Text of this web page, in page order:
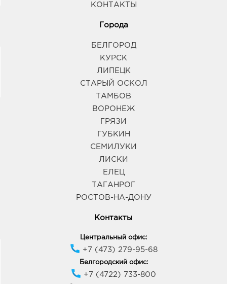
КОНТАКТЫ
Города
БЕЛГОРОД
КУРСК
ЛИПЕЦК
СТАРЫЙ ОСКОЛ
ТАМБОВ
ВОРОНЕЖ
ГРЯЗИ
ГУБКИН
СЕМИЛУКИ
ЛИСКИ
ЕЛЕЦ
ТАГАНРОГ
РОСТОВ-НА-ДОНУ
Контакты
Центральный офис:
+7 (473) 279-95-68
Белгородский офис:
+7 (4722) 733-800